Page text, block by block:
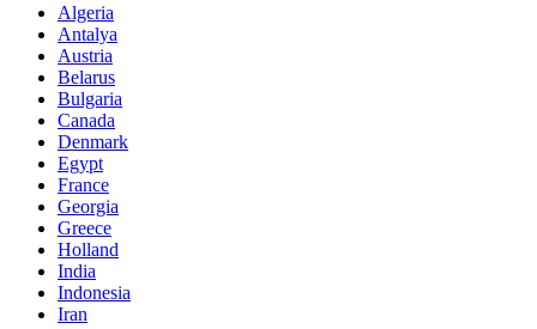
Algeria
Antalya
Austria
Belarus
Bulgaria
Canada
Denmark
Egypt
France
Georgia
Greece
Holland
India
Indonesia
Iran